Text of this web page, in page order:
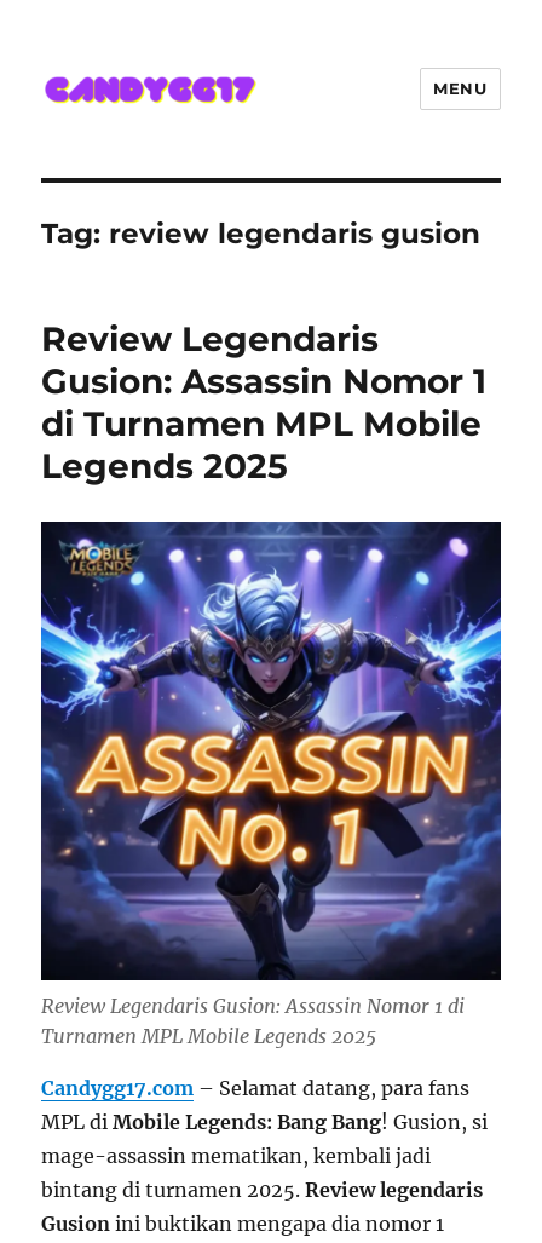
Hadir Semakin Mantap Jackpot
MENU
Tag: review legendaris gusion
Review Legendaris
Gusion: Assassin Nomor 1
di Turnamen MPL Mobile
Legends 2025
Review Legendaris Gusion: Assassin Nomor 1 di
Turnamen MPL Mobile Legends 2025
Candygg17.com – Selamat datang, para fans
MPL diMobile Legends: Bang Bang! Gusion, si
mage-assassin mematikan, kembali jadi
bintang di turnamen 2025.Review legendaris
Gusion ini buktikan mengapa dia nomor 1